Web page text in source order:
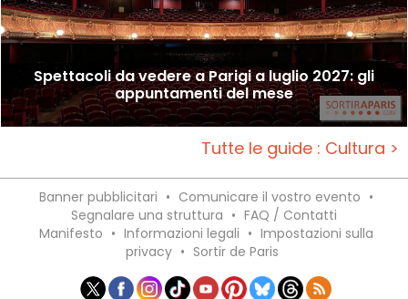
Spettacoli da vedere a Parigi a luglio 2027: gli
appuntamenti del mese
Tutte le guide : Cultura >
Banner pubblicitari • Comunicare il vostro evento •
Segnalare una struttura • FAQ / Contatti
Manifesto • Informazioni legali • Impostazioni sulla
privacy • Sortir de Paris